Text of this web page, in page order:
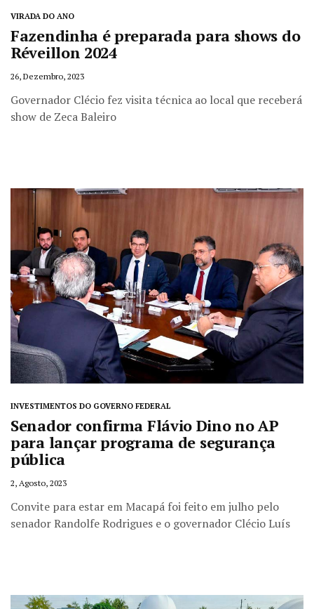
VIRADA DO ANO
Fazendinha é preparada para shows do
Réveillon 2024
26, Dezembro, 2023
Governador Clécio fez visita técnica ao local que receberá
show de Zeca Baleiro
INVESTIMENTOS DO GOVERNO FEDERAL
Senador confirma Flávio Dino no AP
para lançar programa de segurança
pública
2, Agosto, 2023
Convite para estar em Macapá foi feito em julho pelo
senador Randolfe Rodrigues e o governador Clécio Luís